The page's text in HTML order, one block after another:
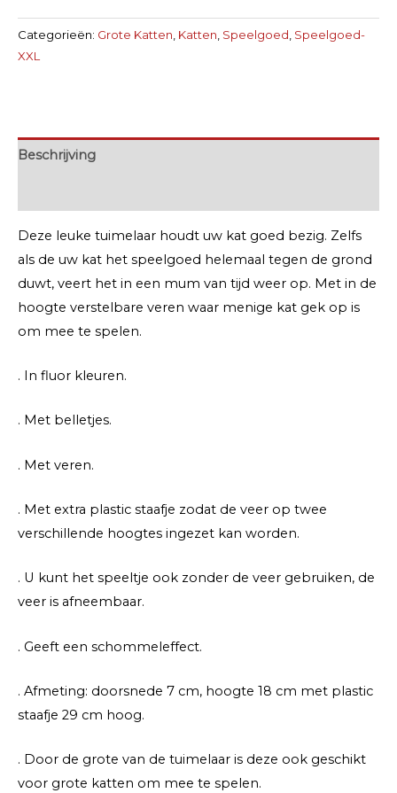
Categorieën: Grote Katten, Katten, Speelgoed, Speelgoed-
XXL
Beschrijving
Deze leuke tuimelaar houdt uw kat goed bezig. Zelfs
als de uw kat het speelgoed helemaal tegen de grond
duwt, veert het in een mum van tijd weer op. Met in de
hoogte verstelbare veren waar menige kat gek op is
om mee te spelen.
. In fluor kleuren.
. Met belletjes.
. Met veren.
. Met extra plastic staafje zodat de veer op twee
verschillende hoogtes ingezet kan worden.
. U kunt het speeltje ook zonder de veer gebruiken, de
veer is afneembaar.
. Geeft een schommeleffect.
. Afmeting: doorsnede 7 cm, hoogte 18 cm met plastic
staafje 29 cm hoog.
. Door de grote van de tuimelaar is deze ook geschikt
voor grote katten om mee te spelen.